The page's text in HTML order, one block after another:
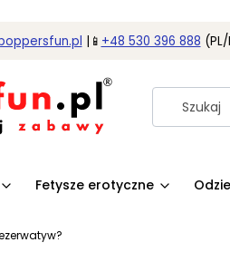
|📱 +48 530 396 888
Fetysze erotyczne